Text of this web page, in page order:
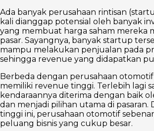
Ada banyak perusahaan rintisan
kali dianggap potensial oleh banyak
yang membuat harga saham mereka
pasar. Sayangnya, banyak startup
mampu melakukan penjualan pada
sehingga revenue yang didapatkan
Berbeda dengan perusahaan
memiliki revenue tinggi. Terlebih lagi
kendaraannya diterima dengan baik
dan menjadi pilihan utama di pasaran.
tinggi ini, perusahaan otomotif
peluang bisnis yang cukup besar.